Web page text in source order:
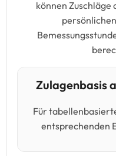
können Zuschläge
Zulagenbasis
Für
entsprechenden